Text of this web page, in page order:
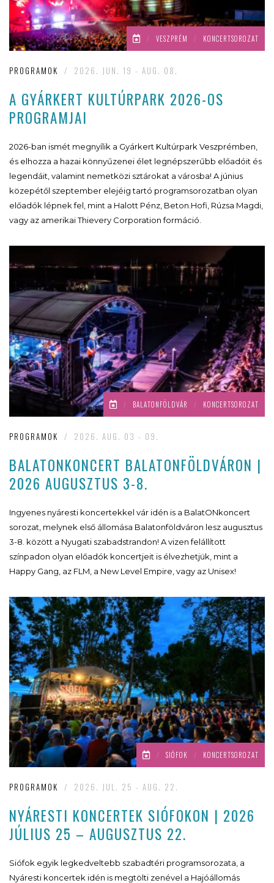
/ VESZPRÉM / KONCERTSOROZAT
PROGRAMOK / 2026. JUN. 19 - AUG. 08.
A GYÁRKERT KULTÚRPARK 2026-OS
PROGRAMJAI
2026-ban ismét megnyílik a Gyárkert Kultúrpark Veszprémben,
és elhozza a hazai könnyűzenei élet legnépszerűbb előadóit és
legendáit, valamint nemetközi sztárokat a városba! A június
közepétől szeptember elejéig tartó programsorozatban olyan
előadók lépnek fel, mint a Halott Pénz, Beton.Hofi, Rúzsa Magdi,
vagy az amerikai Thievery Corporation formáció.
/ BALATONFÖLDVÁR / KONCERTSOROZAT
PROGRAMOK / 2026. AUG. 03 - 09.
BALATONKONCERT BALATONFÖLDVÁRON |
2026 AUGUSZTUS 3-8.
Ingyenes nyáresti koncertekkel vár idén is a BalatONkoncert
sorozat, melynek első állomása Balatonföldváron lesz augusztus
3-8. között a Nyugati szabadstrandon! A vizen felállított
színpadon olyan előadók koncertjeit is élvezhetjük, mint a
Happy Gang, az FLM, a New Level Empire, vagy az Unisex!
/ SIÓFOK / KONCERTSOROZAT
PROGRAMOK / 2026. JUL. 25 - AUG. 22.
NYÁRESTI KONCERTEK SIÓFOKON | 2026
JÚLIUS 25 – AUGUSZTUS 22.
Siófok egyik legkedveltebb szabadtéri programsorozata, a
Nyáresti koncertek idén is megtölti zenével a Hajóállomás